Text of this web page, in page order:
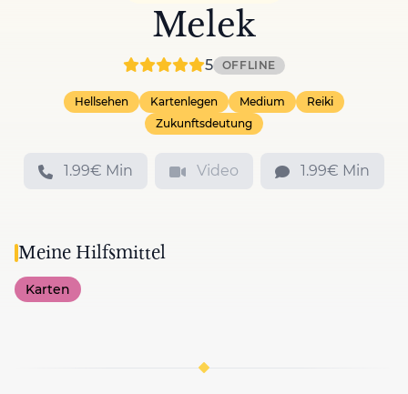
Melek
5 OFFLINE
Hellsehen Kartenlegen Medium
Reiki
Zukunftsdeutung
1.99€ Min Video 1.99€ Min
Meine Hilfsmittel
Karten